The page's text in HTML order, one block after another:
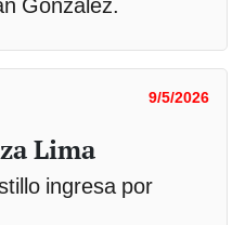
González.
9/5/2026
Lima
ingresa por